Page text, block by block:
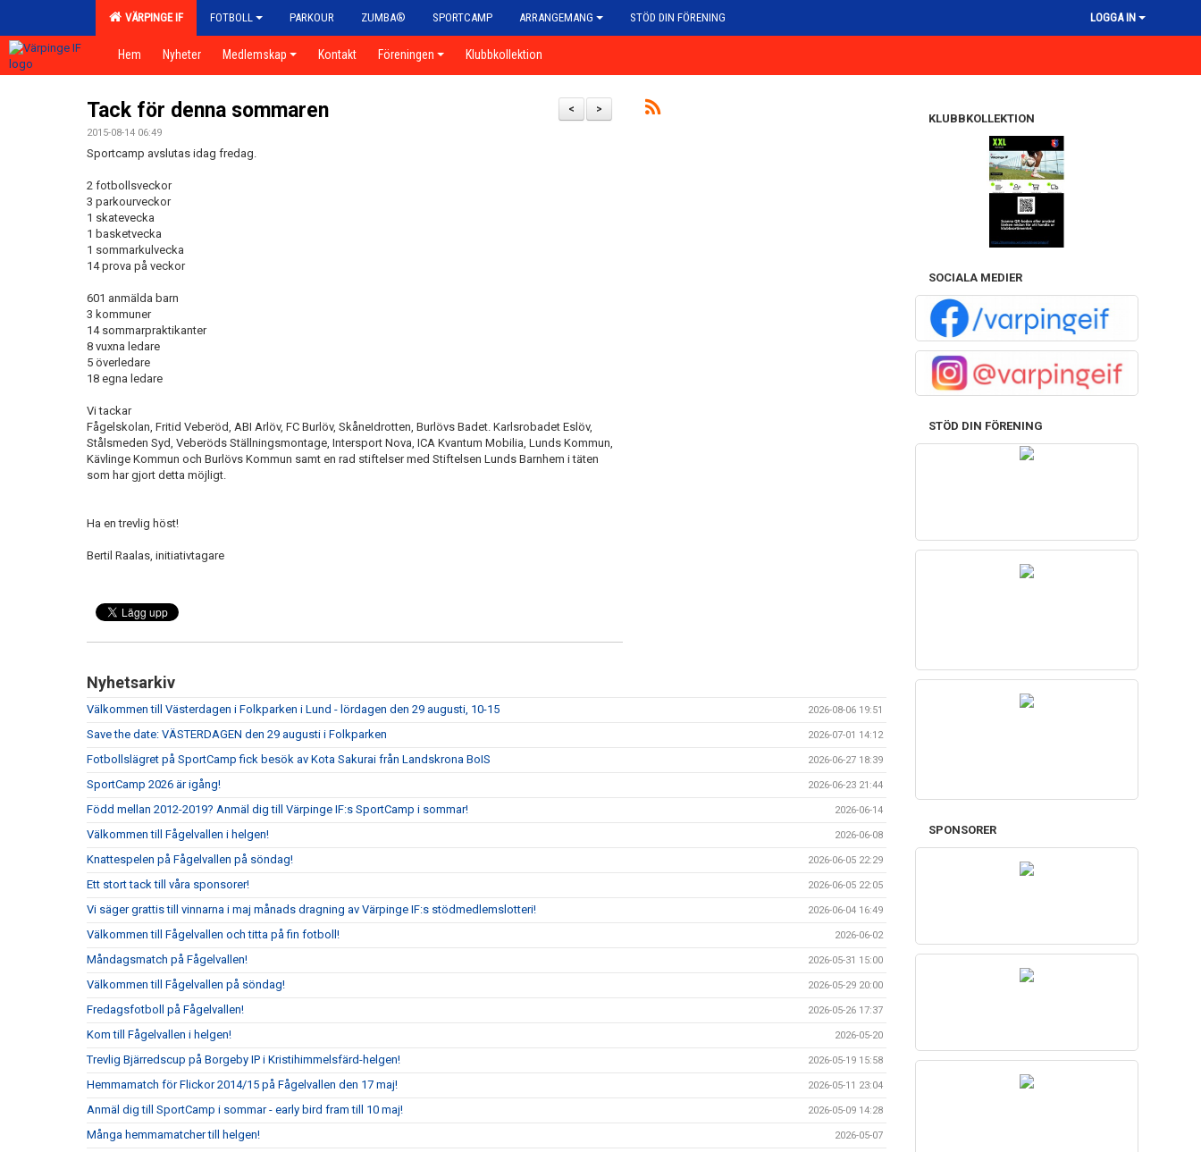
VÄRPINGE IF FOTBOLL PARKOUR ZUMBA® SPORTCAMP ARRANGEMANG STÖD DIN FÖRENING LOGGA IN
Hem Nyheter Medlemskap Kontakt Föreningen Klubbkollektion
>
<
Tack för denna sommaren
2015-08-14 06:49
Sportcamp avslutas idag fredag.
2 fotbollsveckor
3 parkourveckor
1 skatevecka
1 basketvecka
1 sommarkulvecka
14 prova på veckor
601 anmälda barn
3 kommuner
14 sommarpraktikanter
8 vuxna ledare
5 överledare
18 egna ledare
Vi tackar
Fågelskolan, Fritid Veberöd, ABI Arlöv, FC Burlöv, SkåneIdrotten, Burlövs Badet. Karlsrobadet Eslöv,
Stålsmeden Syd, Veberöds Ställningsmontage, Intersport Nova, ICA Kvantum Mobilia, Lunds Kommun,
Kävlinge Kommun och Burlövs Kommun samt en rad stiftelser med Stiftelsen Lunds Barnhem i täten
som har gjort detta möjligt.
Ha en trevlig höst!
Bertil Raalas, initiativtagare
Nyhetsarkiv
Välkommen till Västerdagen i Folkparken i Lund - lördagen den 29 augusti, 10-15 2026-08-06 19:51
Save the date: VÄSTERDAGEN den 29 augusti i Folkparken 2026-07-01 14:12
Fotbollslägret på SportCamp fick besök av Kota Sakurai från Landskrona BoIS 2026-06-27 18:39
SportCamp 2026 är igång! 2026-06-23 21:44
Född mellan 2012-2019? Anmäl dig till Värpinge IF:s SportCamp i sommar! 2026-06-14
Välkommen till Fågelvallen i helgen! 2026-06-08
Knattespelen på Fågelvallen på söndag! 2026-06-05 22:29
Ett stort tack till våra sponsorer! 2026-06-05 22:05
Vi säger grattis till vinnarna i maj månads dragning av Värpinge IF:s stödmedlemslotteri! 2026-06-04 16:49
Välkommen till Fågelvallen och titta på fin fotboll! 2026-06-02
Måndagsmatch på Fågelvallen! 2026-05-31 15:00
Välkommen till Fågelvallen på söndag! 2026-05-29 20:00
Fredagsfotboll på Fågelvallen! 2026-05-26 17:37
Kom till Fågelvallen i helgen! 2026-05-20
Trevlig Bjärredscup på Borgeby IP i Kristihimmelsfärd-helgen! 2026-05-19 15:58
Hemmamatch för Flickor 2014/15 på Fågelvallen den 17 maj! 2026-05-11 23:04
Anmäl dig till SportCamp i sommar - early bird fram till 10 maj! 2026-05-09 14:28
Många hemmamatcher till helgen! 2026-05-07
KLUBBKOLLEKTION
SOCIALA MEDIER
STÖD DIN FÖRENING
SPONSORER